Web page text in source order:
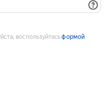
воспользуйтесьформой